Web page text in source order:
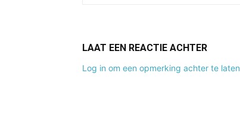
LAAT EEN REACTIE ACHTER
Log in om een opmerking achter te laten